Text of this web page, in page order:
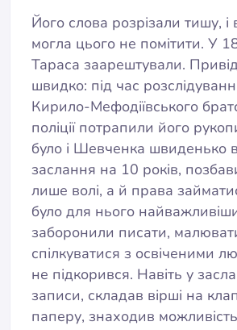
Його слова розрізали тишу, і
могла цього не помітити. У
Тараса заарештували.
швидко: під час
Кирило-Мефодіївського
поліції потрапили його
було і Шевченка швиденько
заслання на 10 років,
лише волі, а й права
було для нього
заборонили писати,
спілкуватися з освіченими
не підкорився. Навіть у
записи, складав вірші на
паперу, знаходив